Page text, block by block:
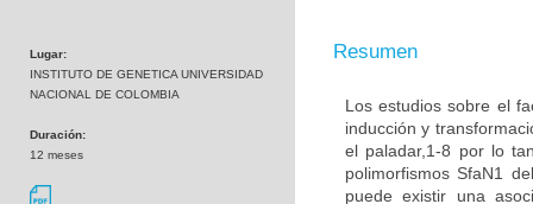
Lugar:
INSTITUTO DE GENETICA UNIVERSIDAD
NACIONAL DE COLOMBIA
Duración:
12 meses
Resumen
Los estudios sobre el
inducción y
el paladar,1-8 por lo
polimorfismos SfaN1
puede existir una